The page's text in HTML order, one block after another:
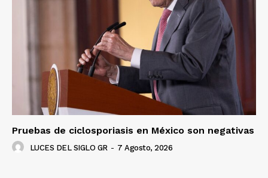
Información Propietaria / Financiación
Mi cuenta
Pruebas de ciclosporiasis en México son negativas
LUCES DEL SIGLO GR - 7 Agosto, 2026